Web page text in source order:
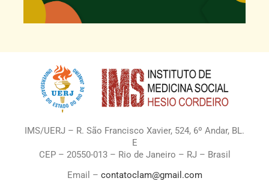
IMS/UERJ – R. São Francisco Xavier, 524, 6º Andar, BL.
E
CEP – 20550-013 – Rio de Janeiro – RJ – Brasil
Email – contatoclam@gmail.com